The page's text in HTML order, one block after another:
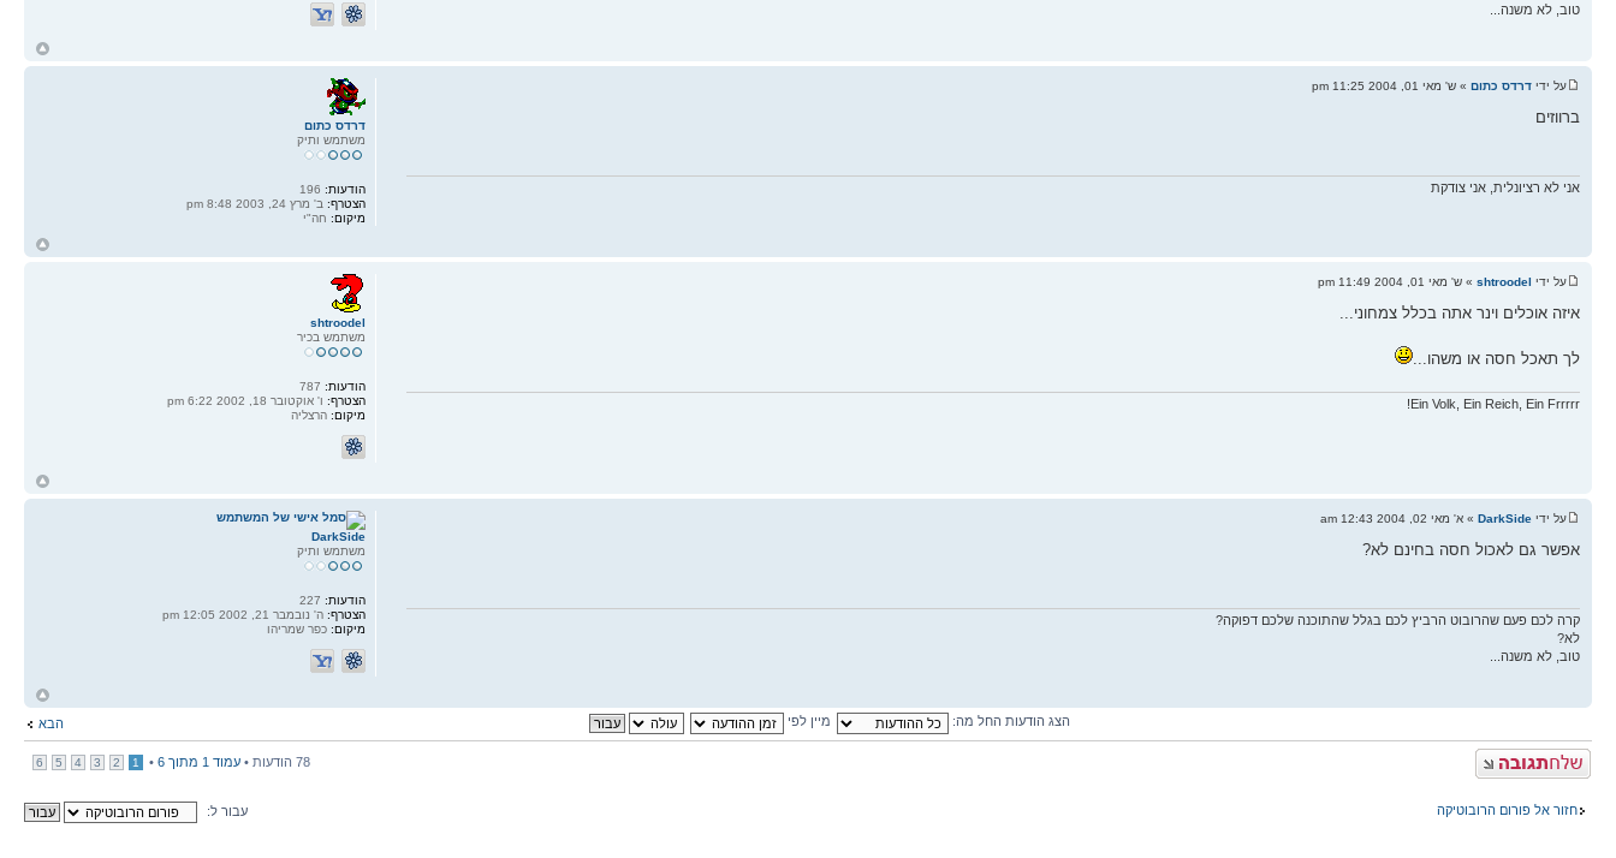
טוב, לא משנה...
על ידי דרדס כתום » ש' מאי 01, 2004 11:25 pm
ברווזים
אני לא רציונלית, אני צודקת
דרדס כתום
משתמש ותיק
הודעות:
הצטרף: ב' מרץ 24, 2003 8:48 pm
מיקום: חה"י
על ידי shtroodel » ש' מאי 01, 2004 11:49 pm
איזה אוכלים וינר אתה בכלל צמחוני...
לך תאכל חסה או משהו...
Ein Volk, Ein Reich, Ein Frrrrr!
shtroodel
משתמש בכיר
הודעות:787
הצטרף:ו' אוקטובר 18, 2002 6:22 pm
מיקום:הרצליה
על ידי DarkSide » א' מאי 02, 2004 12:43 am
אפשר גם לאכול חסה בחינם לא?
קרה לכם פעם שהרובוט הרביץ לכם בגלל שהתוכנה שלכם דפוקה?
לא?
טוב, לא משנה...
DarkSide
משתמש ותיק
הודעות:
הצטרף: ה' נובמבר 21, 2002 12:05 pm
מיקום: כפר שמריהו
הבא הצג הודעות החל מה: מיין לפי
פרסם תגובה 78 הודעות • עמוד 1 מתוך 6
•
1
2
3
4
5
6
חזור אל פורום הרובוטיקה עבור ל: